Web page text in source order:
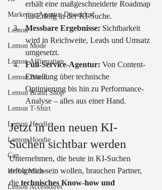
Marketing Agentur Düsseldorf
Lemon
Lemon Mode
Lemon Affirmation
Lemon Brand
Lemon Brand Shop
Lemon T-Shirt
Lemon Hoodie
Lemon Hoodie
Cap
Herbst Mütze
Lemon Accessoires
erhält eine maßgeschneiderte Roadmap
für Erfolg in der KI-Suche.
Messbare Ergebnisse: Sichtbarkeit
wird in Reichweite, Leads und Umsatz
umgesetzt.
Full-Service-Agentur: Von Content-
Erstellung über technische
Optimierung bis hin zu Performance-
Analyse – alles aus einer Hand.
Jetzt in den neuen KI-
Suchen sichtbar werden
Unternehmen, die heute in KI-Suchen
erfolgreich sein wollen, brauchen Partner,
die technisches Know-how und